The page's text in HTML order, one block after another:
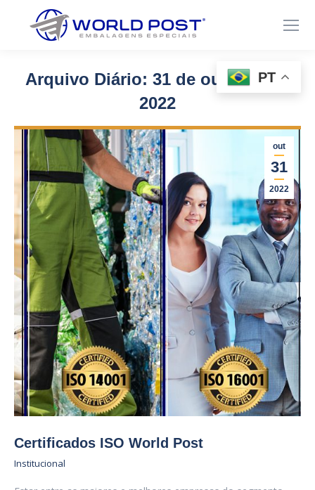
Arquivo Diário: 31 de outubro de
2022
Você está aqui:
out
31
2022
Certificados ISO World Post
Institucional
PT